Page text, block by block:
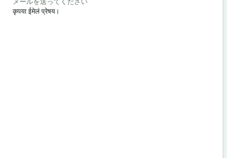
कृपया ईमेलं प्रेषय।